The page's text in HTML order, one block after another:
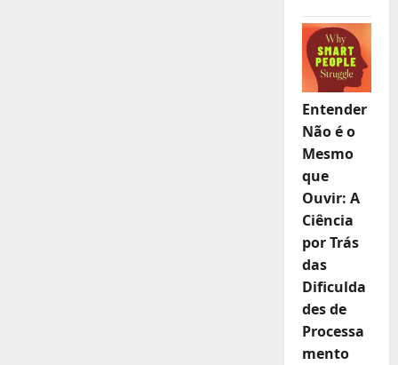
Entender
Não é o
Mesmo
que
Ouvir: A
Ciência
por Trás
das
Dificulda
des de
Processa
mento